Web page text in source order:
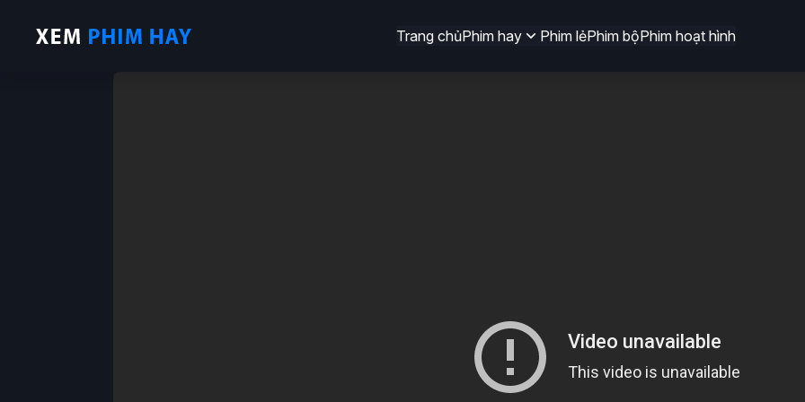
Trang chủPhim hay Phim lẻPhim bộPhim hoạt hình